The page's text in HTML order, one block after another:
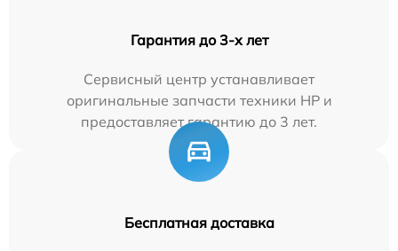
Гарантия до 3-х лет
Сервисный центр устанавливает
оригинальные запчасти техники HP и
предоставляет гарантию до 3 лет.
Бесплатная доставка